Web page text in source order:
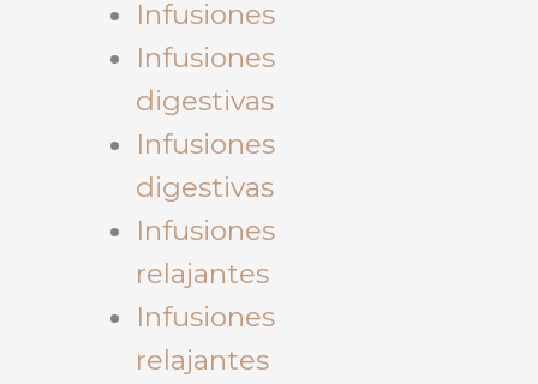
Infusiones
Infusiones
digestivas
Infusiones
digestivas
Infusiones
relajantes
Infusiones
relajantes